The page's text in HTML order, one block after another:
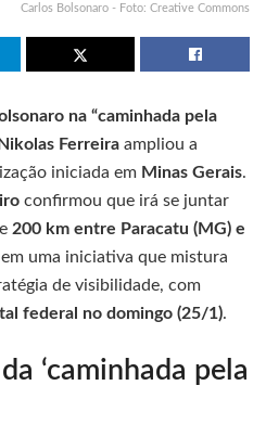
Carlos Bolsonaro - Foto: Creative Commons
na “caminhada pela
Ferreira ampliou a
iniciada em Minas Gerais.
confirmou que irá se juntar
200 km entre Paracatu (MG) e
em uma iniciativa que mistura
de visibilidade, com
federal no domingo (25/1).
‘caminhada pela